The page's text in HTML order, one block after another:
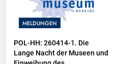
MELDUNGEN
POL-HH: 260414-1. Die
Lange Nacht der Museen und